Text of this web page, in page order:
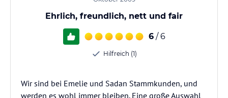
Ehrlich, freundlich, nett und fair
6 / 6
Hilfreich (1)
Wir sind bei Emelie und Sadan Stammkunden, und
werden es wohl immer bleiben. Eine große Auswahl